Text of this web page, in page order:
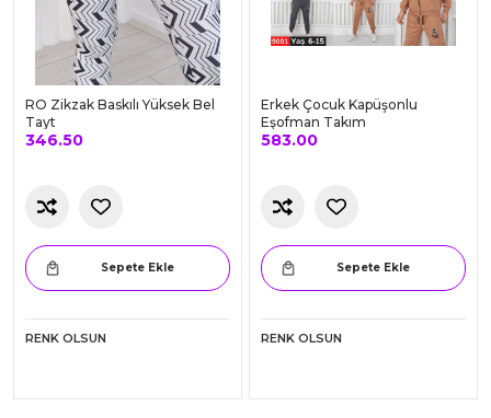
RO Zikzak Baskılı Yüksek Bel
Tayt
346.50
Sepete Ekle
RENK OLSUN
Erkek Çocuk Kapüşonlu
Eşofman Takım
583.00
Sepete Ekle
RENK OLSUN